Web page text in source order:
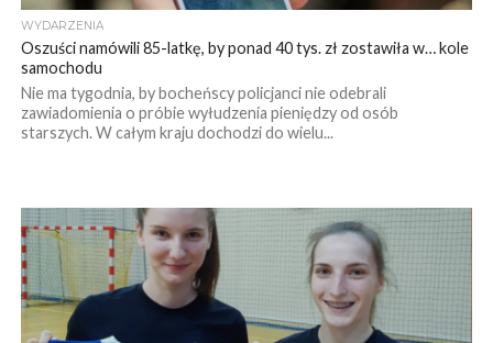
WYDARZENIA
Oszuści namówili 85-latkę, by ponad 40 tys. zł zostawiła w… kole
samochodu
Nie ma tygodnia, by bocheńscy policjanci nie odebrali
zawiadomienia o próbie wyłudzenia pieniędzy od osób
starszych. W całym kraju dochodzi do wielu...